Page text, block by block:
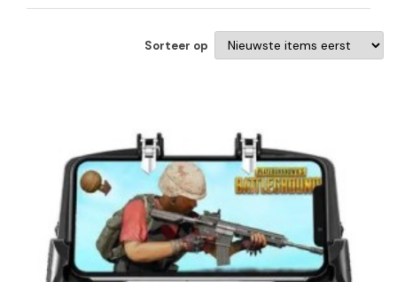
Sorteer op